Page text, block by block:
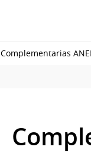
Complementarias